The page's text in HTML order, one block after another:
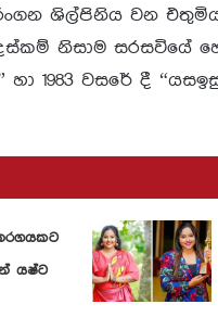
ශිල්පිනිය වන එතුමිය
නිසාම සරසවියේ
හා 1983 වසරේ දී
යෂ්ට